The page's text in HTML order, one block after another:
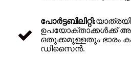
പോർട്ടബിലിറ്റി:
ഉപയോക്താക്കൾക്ക്
ഒതുക്കമുള്ളതും
ഡിസൈൻ.